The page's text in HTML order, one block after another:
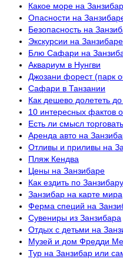
Какое море на
Опасности на
Безопасность на
Экскурсии на Занзибаре
Блю Сафари на
Аквариум в Нунгви
Джозани форест (парк
Сафари в Танзании
Как дешево долететь
10 интересных фактов
Есть ли смысл
Аренда авто на
Отливы и приливы на
Пляж Кендва
Цены на Занзибаре
Как ездить по Занзибару
Занзибар на карте мира
Ферма специй на
Сувениры из Занзибара
Отдых с детьми на
Музей и дом Фредди
Тур на Занзибар или